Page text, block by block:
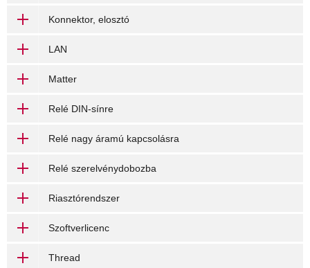
Konnektor, elosztó
LAN
Matter
Relé DIN-sínre
Relé nagy áramú kapcsolásra
Relé szerelvénydobozba
Riasztórendszer
Szoftverlicenc
Thread